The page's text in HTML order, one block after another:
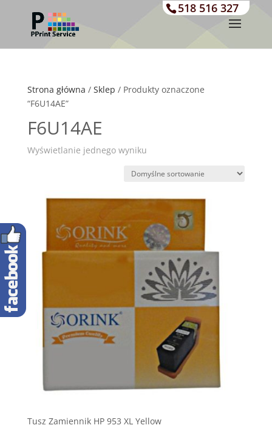
518 516 327
Strona główna / Sklep / Produkty oznaczone
“F6U14AE”
F6U14AE
Wyświetlanie jednego wyniku
Tusz Zamiennik HP 953 XL Yellow